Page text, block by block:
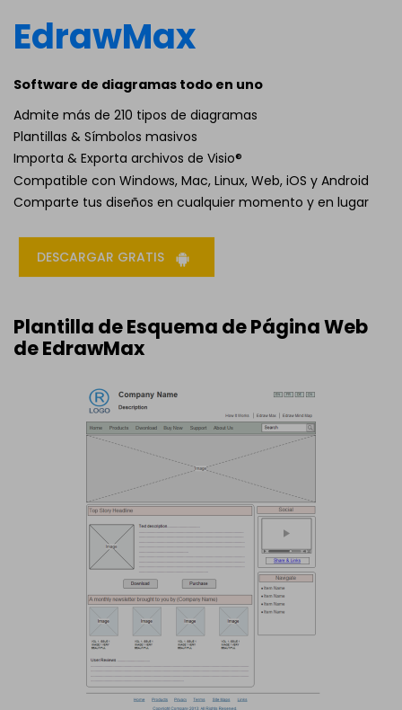
EdrawMax
Software de diagramas todo en uno
Admite más de 210 tipos de diagramas
Plantillas & Símbolos masivos
Importa & Exporta archivos de Visio®
Compatible con Windows, Mac, Linux, Web, iOS y Android
Comparte tus diseños en cualquier momento y en lugar
DESCARGAR GRATIS
Plantilla de Esquema de Página Web
de EdrawMax